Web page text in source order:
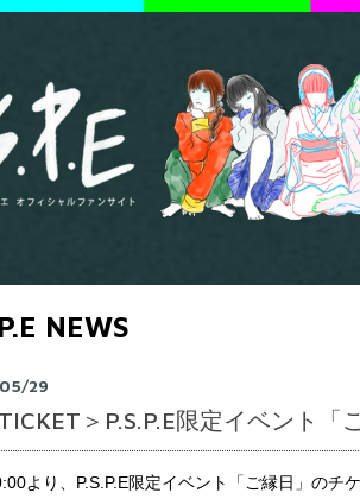
NEWS
29
＞P.S.P.E限定イベント「
より、P.S.P.E限定イベント「ご縁日」のチ